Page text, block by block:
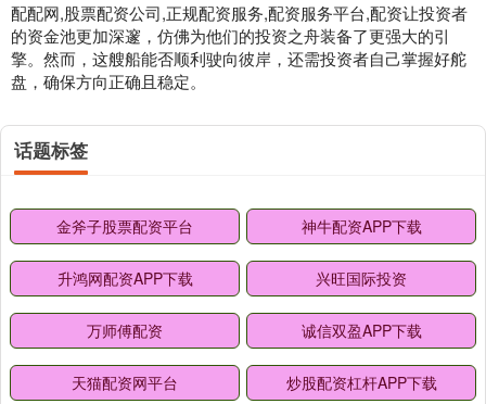
配配网,股票配资公司,正规配资服务,配资服务平台,配资让投资者
的资金池更加深邃，仿佛为他们的投资之舟装备了更强大的引
擎。然而，这艘船能否顺利驶向彼岸，还需投资者自己掌握好舵
盘，确保方向正确且稳定。
话题标签
金斧子股票配资平台 神牛配资APP下载
升鸿网配资APP下载 兴旺国际投资
万师傅配资 诚信双盈APP下载
天猫配资网平台 炒股配资杠杆APP下载